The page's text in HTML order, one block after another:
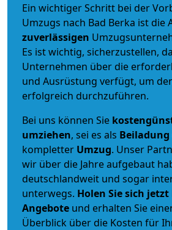
Ein wichtiger Schritt bei der
Umzugs nach Bad Berka ist die
zuverlässigen
Es ist wichtig, sicherzustellen,
Unternehmen über die
und Ausrüstung verfügt, um
erfolgreich durchzuführen.
Bei uns können Sie
umziehen, sei es als Beiladung
kompletter Umzug. Unser
wir über die Jahre aufgebaut
deutschlandweit und sogar
unterwegs. Holen Sie sich
Angebote und erhalten Sie
Überblick über die Kosten für